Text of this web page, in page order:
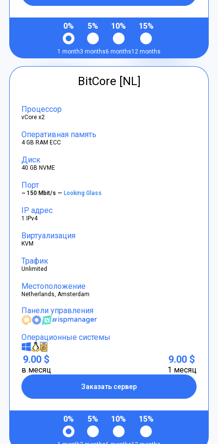
0%
1 month
5%
3 months
10%
6 months
15%
12 months
BitCore [NL]
Процессор
vCore x2
Оперативная память
4 GB RAM ECC
Диск
40 GB NVME
Порт
~ 150 Mbit/s —Looking Glass
IP адрес
1 IPv4
Виртуализация
KVM
Трафик
Unlimited
Местоположение
Netherlands, Amsterdam
Панели управления
Операционные системы
9.00 $
в месяц
Заказать сервер
9.00 $
1 месяц
0% 5% 10% 15%